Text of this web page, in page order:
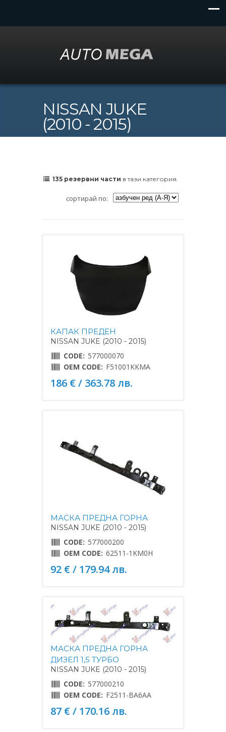
NISSAN JUKE
(2010 - 2015)
135 резервни части в тази категория.
сортирай по:
КАПАК ПРЕДЕН
NISSAN JUKE (2010 - 2015)
CODE: 577000070
OEM CODE: F51001KKMA
186 € / 363.78 лв.
МАСКА ПРЕДНА ГОРНА
NISSAN JUKE (2010 - 2015)
CODE: 577000200
OEM CODE: 62511-1KM0H
92 € / 179.94 лв.
МАСКА ПРЕДНА ГОРНА
ДИЗЕЛ 1,5 ТУРБО
NISSAN JUKE (2010 - 2015)
CODE: 577000210
OEM CODE: F2511-BA6AA
87 € / 170.16 лв.